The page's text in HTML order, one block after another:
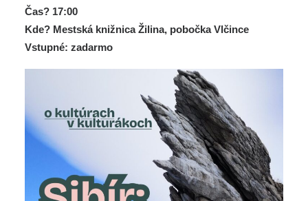
Čas? 17:00
Kde? Mestská knižnica Žilina, pobočka Vlčince
Vstupné: zadarmo